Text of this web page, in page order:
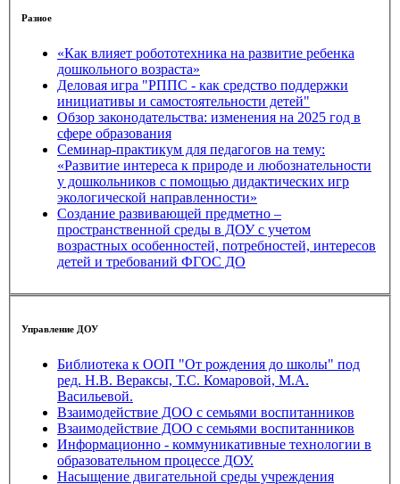
Разное
«Как влияет робототехника на развитие ребенка
дошкольного возраста»
Деловая игра "РППС - как средство поддержки
инициативы и самостоятельности детей"
Обзор законодательства: изменения на 2025 год в
сфере образования
Семинар-практикум для педагогов на тему:
«Развитие интереса к природе и любознательности
у дошкольников с помощью дидактических игр
экологической направленности»
Создание развивающей предметно –
пространственной среды в ДОУ с учетом
возрастных особенностей, потребностей, интересов
детей и требований ФГОС ДО
Управление ДОУ
Библиотека к ООП "От рождения до школы" под
ред. Н.В. Вераксы, Т.С. Комаровой, М.А.
Васильевой.
Взаимодействие ДОО с семьями воспитанников
Взаимодействие ДОО с семьями воспитанников
Информационно - коммуникативные технологии в
образовательном процессе ДОУ.
Насыщение двигательной среды учреждения